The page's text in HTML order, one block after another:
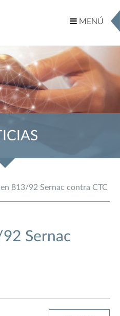
MENÚ
MENÚ
813/92 Sernac contra CTC
Sernac